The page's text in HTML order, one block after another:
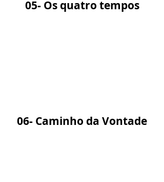
05- Os quatro tempos
06- Caminho da Vontade